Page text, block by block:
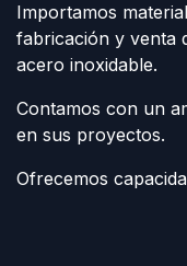
Importamos
fabricación y venta
acero inoxidable.
Contamos con un
en sus proyectos.
Ofrecemos